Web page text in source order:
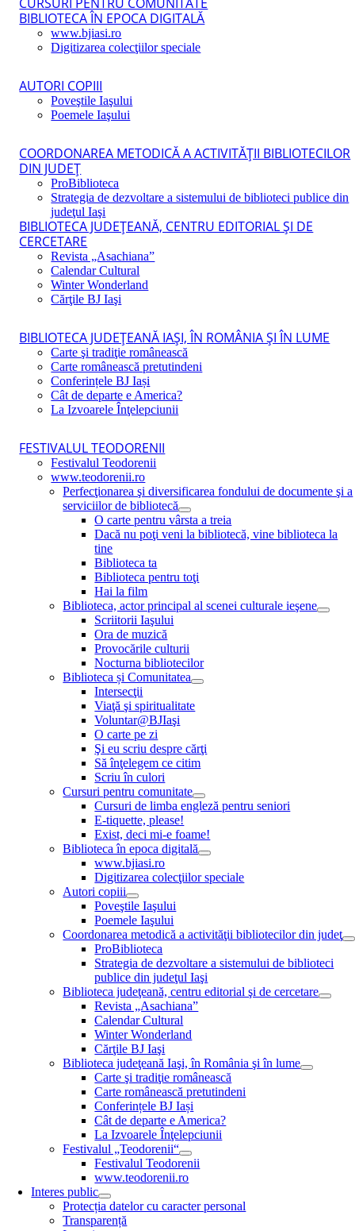
BIBLIOTECA ÎN EPOCA DIGITALĂ
www.bjiasi.ro
Digitizarea colecţiilor speciale
AUTORI COPIII
Poveştile Iaşului
Poemele Iaşului
COORDONAREA METODICĂ A ACTIVITĂŢII BIBLIOTECILOR
DIN JUDEŢ
ProBiblioteca
Strategia de dezvoltare a sistemului de biblioteci publice din
judeţul Iaşi
BIBLIOTECA JUDEŢEANĂ, CENTRU EDITORIAL ŞI DE
CERCETARE
Revista „Asachiana”
Calendar Cultural
Winter Wonderland
Cărţile BJ Iaşi
BIBLIOTECA JUDEŢEANĂ IAŞI, ÎN ROMÂNIA ŞI ÎN LUME
Carte şi tradiţie românească
Carte românească pretutindeni
Conferințele BJ Iași
Cât de departe e America?
La Izvoarele Înţelepciunii
FESTIVALUL TEODORENII
Festivalul Teodorenii
www.teodorenii.ro
Perfecţionarea şi diversificarea fondului de documente şi a
serviciilor de bibliotecă
O carte pentru vârsta a treia
Dacă nu poţi veni la bibliotecă, vine biblioteca la
tine
Biblioteca ta
Biblioteca pentru toţi
Hai la film
Biblioteca, actor principal al scenei culturale ieşene
Scriitorii Iaşului
Ora de muzică
Provocările culturii
Nocturna bibliotecilor
Biblioteca și Comunitatea
Intersecţii
Viaţă şi spiritualitate
Voluntar@BJIaşi
O carte pe zi
Şi eu scriu despre cărţi
Să înţelegem ce citim
Scriu în culori
Cursuri pentru comunitate
Cursuri de limba engleză pentru seniori
E-tiquette, please!
Exist, deci mi-e foame!
Biblioteca în epoca digitală
www.bjiasi.ro
Digitizarea colecţiilor speciale
Autori copiii
Poveştile Iaşului
Poemele Iaşului
Coordonarea metodică a activităţii bibliotecilor din judeţ
ProBiblioteca
Strategia de dezvoltare a sistemului de biblioteci
publice din judeţul Iaşi
Biblioteca judeţeană, centru editorial şi de cercetare
Revista „Asachiana”
Calendar Cultural
Winter Wonderland
Cărţile BJ Iaşi
Biblioteca judeţeană Iaşi, în România şi în lume
Carte şi tradiţie românească
Carte românească pretutindeni
Conferințele BJ Iași
Cât de departe e America?
La Izvoarele Înţelepciunii
Festivalul „Teodorenii“
Festivalul Teodorenii
www.teodorenii.ro
Interes public
Protecția datelor cu caracter personal
Transparență